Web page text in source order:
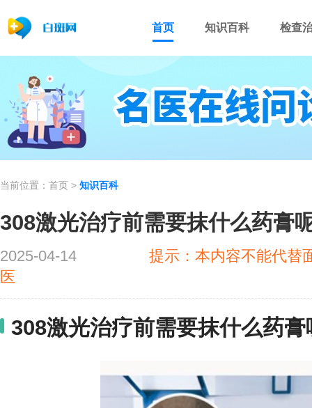
首页 知识百科 检查
当前位置： 首页 > 知识百科
308激光治疗前需要抹什么药膏
2025-04-14
提示：本内容不能代替
医
308激光治疗前需要抹什么药膏